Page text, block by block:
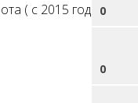
0
0
( с 2015 года )